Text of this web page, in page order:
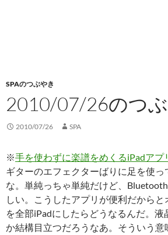
SPAのつぶやき
2010/07/26のつ
2010/07/26 SPA
※手を使わずに楽譜をめくるiPadアプ
ギターのエフェクターばりに足を使っ
な。単純っちゃ単純だけど、
しい。こうしたアプリが便利だから
を全部iPadにしたらどうなるんだ。液
か結構目立つだろうなあ。そういう意